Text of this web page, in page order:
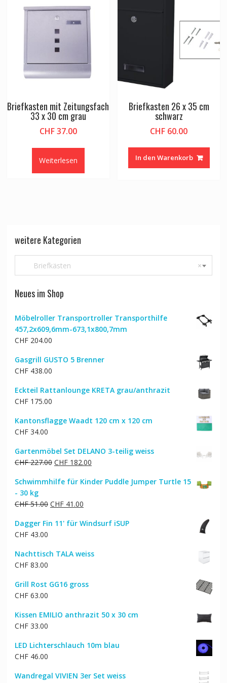
Briefkasten mit Zeitungsfach
33 x 30 cm grau
CHF37.00
Weiterlesen
Briefkasten 26 x 35 cm
schwarz
CHF 60.00
In den Warenkorb
weitere Kategorien
×
Briefkästen
Neues im Shop
Möbelroller Transportroller Transporthilfe
457,2x609,6mm-673,1x800,7mm
CHF204.00
Gasgrill GUSTO 5 Brenner
CHF438.00
Eckteil Rattanlounge KRETA grau/anthrazit
CHF175.00
Kantonsflagge Waadt 120 cm x 120 cm
CHF34.00
Gartenmöbel Set DELANO 3-teilig weiss
CHF227.00 Ursprünglicher
war:
CHF182.00Aktueller
ist:
Schwimmhilfe für Kinder Puddle Jumper Turtle 15
- 30 kg
CHF51.00 Ursprünglicher
war:
CHF41.00Aktueller
ist:
Dagger Fin 11' für Windsurf iSUP
CHF43.00
Nachttisch TALA weiss
CHF83.00
Grill Rost GG16 gross
CHF63.00
Kissen EMILIO anthrazit 50 x 30 cm
CHF33.00
LED Lichterschlauch 10m blau
CHF46.00
Wandregal VIVIEN 3er Set weiss